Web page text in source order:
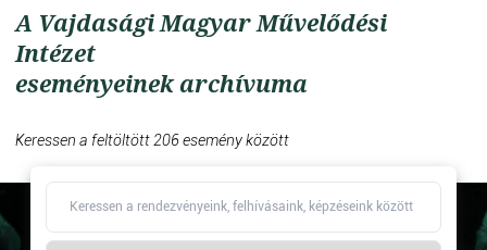
A Vajdasági Magyar Művelődési
Intézet
eseményeinek archívuma
Keressen a feltöltött 206 esemény között